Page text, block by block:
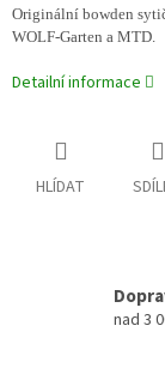
Originální bowden
WOLF-Garten a MTD.
Detailní informace
HLÍDAT
nad 3